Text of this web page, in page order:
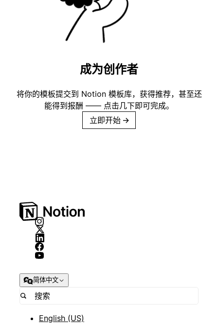
成为创作者
将你的模板提交到 Notion 模板库，获得推荐，甚至还
能得到报酬 —— 点击几下即可完成。
立即开始 →
简体中文
English (US)